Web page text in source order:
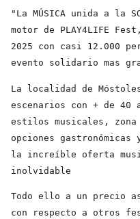
"La MÚSICA unida a la
motor de PLAY4LIFE
2025 con casi 12.000
evento solidario mas
La localidad de
escenarios con + de
estilos musicales,
opciones
la increíble oferta
inolvidable
Todo ello a un precio
con respecto a otros